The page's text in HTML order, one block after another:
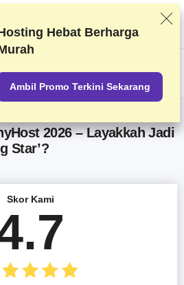
berdasarkan pengetesan dan penelitian
umpan balik Anda dan
penyedia. Halaman ini berisi tautan
US$
2026 – Layakkah Jadi
Star’?
Skor Kami
Hebat Berharga
Ambil Promo Terkini Sekarang